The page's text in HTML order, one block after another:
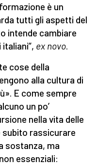
è un
tutti gli aspetti del
intende cambiare
ex novo.
cose della
alla cultura di
E come sempre
un po’
nella vita delle
subito rassicurare
sostanza, ma
essenziali: